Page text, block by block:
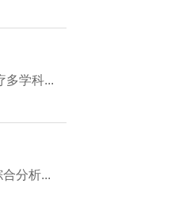
多学科...
分析...